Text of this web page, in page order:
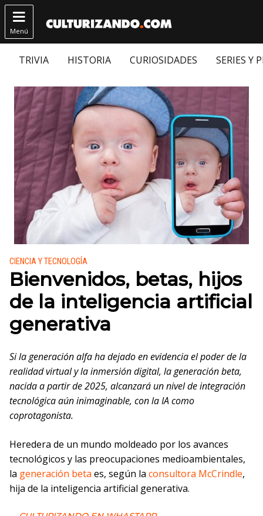

Menú
TRIVIA HISTORIA CURIOSIDADES SERIES Y
Publicado en:
CIENCIA Y TECNOLOGÍA
Bienvenidos, betas, hijos
de la inteligencia artificial
generativa
Si la generación alfa ha dejado en evidencia el poder de la
realidad virtual y la inmersión digital, la generación beta,
nacida a partir de 2025, alcanzará un nivel de integración
tecnológica aún inimaginable, con la IA como
coprotagonista.
Heredera de un mundo moldeado por los avances
tecnológicos y las preocupaciones medioambientales,
la generación beta es, según la consultora McCrindle,
hija de la inteligencia artificial generativa.